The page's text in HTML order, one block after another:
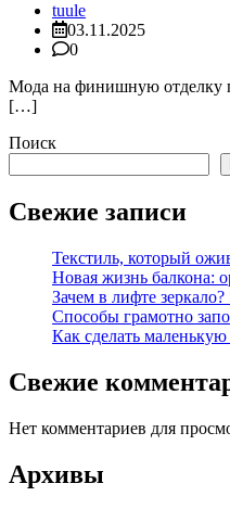
tuule
03.11.2025
0
Мода на финишную отделку
[…]
Поиск
Свежие записи
Текстиль, который
Новая жизнь балкона:
Зачем в лифте
Способы грамотно
Как сделать
Свежие
Нет комментариев для
Архивы